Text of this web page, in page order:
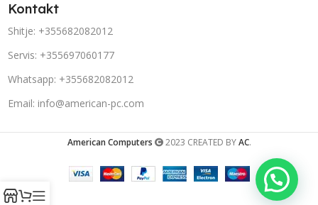
Kontakt
Shitje: +355682082012
Servis: +355697060177
Whatsapp: +355682082012
Email: info@american-pc.com
American Computers 2023 CREATED BYAC.